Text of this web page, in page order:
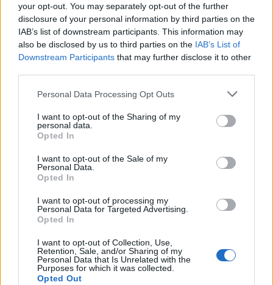
your opt-out. You may separately opt-out of the further
disclosure of your personal information by third parties on the
IAB’s list of downstream participants. This information may
also be disclosed by us to third parties on the IAB’s List of
Downstream Participants that may further disclose it to other
Personal Data Processing Opt Outs
I want to opt-out of the Sharing of my
personal data.
Opted In
I want to opt-out of the Sale of my
Personal Data.
Opted In
I want to opt-out of processing my
Personal Data for Targeted Advertising.
Opted In
I want to opt-out of Collection, Use,
Retention, Sale, and/or Sharing of my
Personal Data that Is Unrelated with the
Purposes for which it was collected.
Opted Out
φέτος το ίδιο θα συμβεί με άλλα 24.
Διαβάστε περισσότερα για την ΑΒ
Βασιλόπουλος και τα 900 καταστήματα που
ετοιμάζει για franchise έως το 2028
Διάβασε περισσότερα
Ελλάδα